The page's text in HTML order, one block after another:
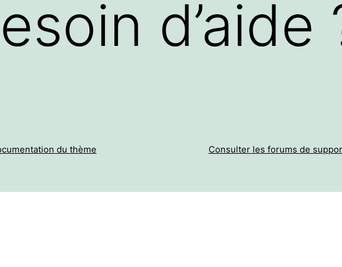
d’aide
du thème Consulter les forums de